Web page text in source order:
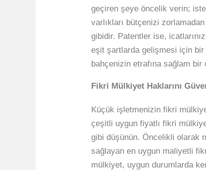
geçiren şeye öncelik verin;
varlıkları bütçenizi
gibidir. Patentler ise,
eşit şartlarda gelişmesi için
bahçenizin etrafına sağlam
Fikri Mülkiyet Haklarını
Küçük işletmenizin fikri
çeşitli uygun fiyatlı fikri
gibi düşünün. Öncelikli olarak
sağlayan en uygun maliyetli
mülkiyet, uygun durumlarda